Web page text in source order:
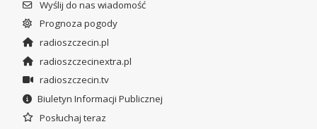
Wyślij do nas wiadomość
Prognoza pogody
radioszczecin.pl
radioszczecinextra.pl
radioszczecin.tv
Biuletyn Informacji Publicznej
Posłuchaj teraz